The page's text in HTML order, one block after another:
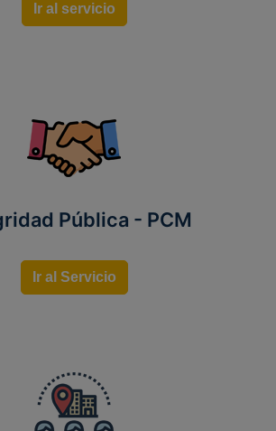
Ir al servicio
Pública - PCM
Ir al Servicio